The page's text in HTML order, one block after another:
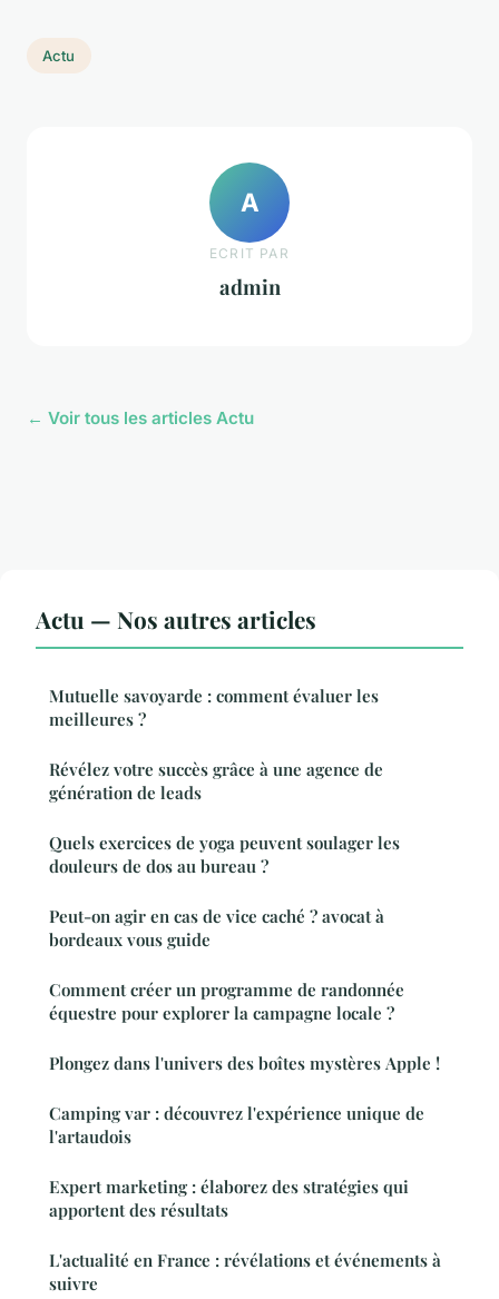
Actu
A
ECRIT PAR
admin
← Voir tous les articles Actu
Actu — Nos autres articles
Mutuelle savoyarde : comment évaluer les
meilleures ?
Révélez votre succès grâce à une agence de
génération de leads
Quels exercices de yoga peuvent soulager les
douleurs de dos au bureau ?
Peut-on agir en cas de vice caché ? avocat à
bordeaux vous guide
Comment créer un programme de randonnée
équestre pour explorer la campagne locale ?
Plongez dans l'univers des boîtes mystères Apple !
Camping var : découvrez l'expérience unique de
l'artaudois
Expert marketing : élaborez des stratégies qui
apportent des résultats
L'actualité en France : révélations et événements à
suivre